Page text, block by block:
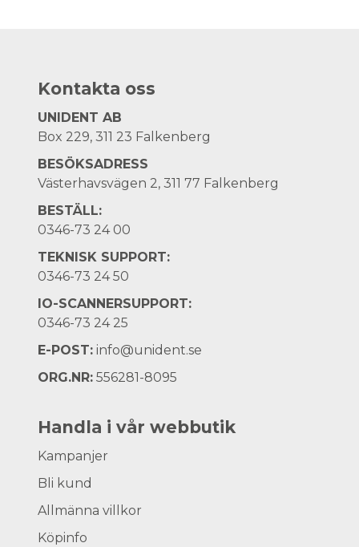
Kontakta oss
UNIDENT AB
Box 229, 311 23 Falkenberg
BESÖKSADRESS
Västerhavsvägen 2, 311 77 Falkenberg
BESTÄLL:
0346-73 24 00
TEKNISK SUPPORT:
0346-73 24 50
IO-SCANNERSUPPORT:
0346-73 24 25
E-POST: info@unident.se
ORG.NR: 556281-8095
Handla i vår webbutik
Kampanjer
Bli kund
Allmänna villkor
Köpinfo